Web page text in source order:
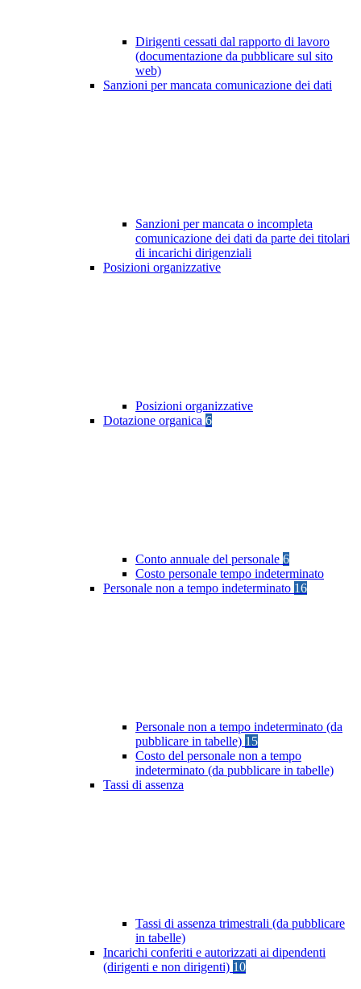
Dirigenti cessati dal rapporto di lavoro
(documentazione da pubblicare sul sito
web)
Sanzioni per mancata comunicazione dei dati
Sanzioni per mancata o incompleta
comunicazione dei dati da parte dei titolari
di incarichi dirigenziali
Posizioni organizzative
Posizioni organizzative
Dotazione organica 6
Conto annuale del personale 6
Costo personale tempo indeterminato
Personale non a tempo indeterminato 16
Personale non a tempo indeterminato (da
pubblicare in tabelle) 15
Costo del personale non a tempo
indeterminato (da pubblicare in tabelle)
Tassi di assenza
Tassi di assenza trimestrali (da pubblicare
in tabelle)
Incarichi conferiti e autorizzati ai dipendenti
(dirigenti e non dirigenti) 10